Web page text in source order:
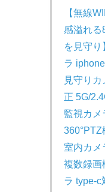
【無線
感溢れる
を見守り
ラ
見守り
正 5G/
監視カメ
360°PTZ
室内カメ
複数録画
ラ type-c